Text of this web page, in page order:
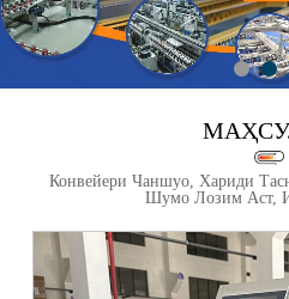
Конвейери Чаншуо, Хариди
Шумо Лозим Аст,